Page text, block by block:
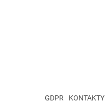
GDPR KONTAKTY